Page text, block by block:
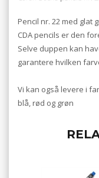
Pencil nr. 22 med glat
CDA pencils er den
Selve duppen kan
garantere hvilken
Vi kan også levere i
blå, rød og grøn